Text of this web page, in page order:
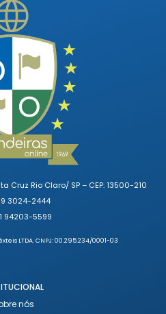
Cruz Rio Claro/ SP – CEP: 13500-210
3024-2444
94203-5599
LTDA. CNPJ: 00.295.234/0001-03
nós